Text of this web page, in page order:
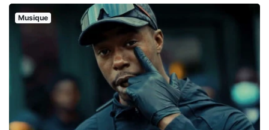
Musique